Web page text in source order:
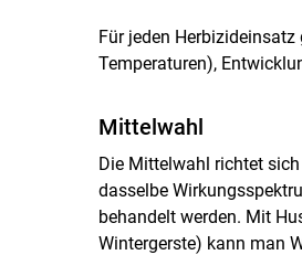
Für jeden
Temperaturen),
Mittelwahl
Die Mittelwahl richtet
dasselbe
behandelt werden. Mit
Wintergerste) kann man